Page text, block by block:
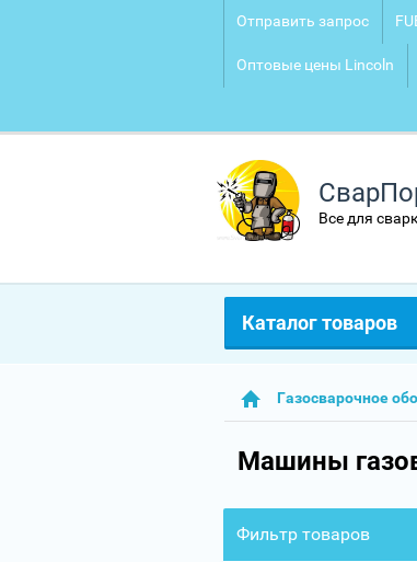
Отправить запрос
Оптовые цены Lincoln
Все для
Газосварочное
Машины
Каталог товаров
Фильтр товаров